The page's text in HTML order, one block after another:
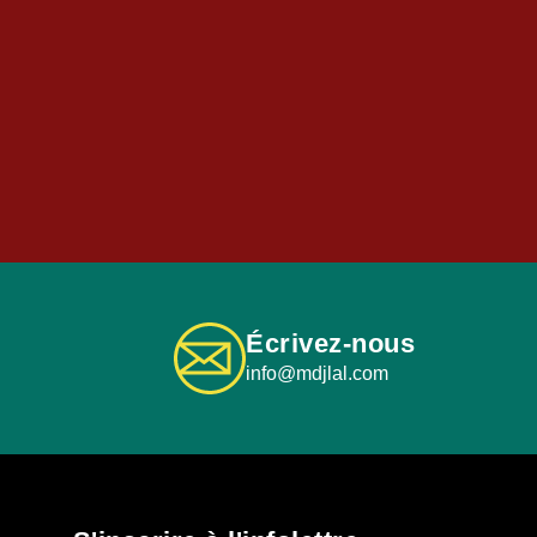
Écrivez-nous
info@mdjlal.com